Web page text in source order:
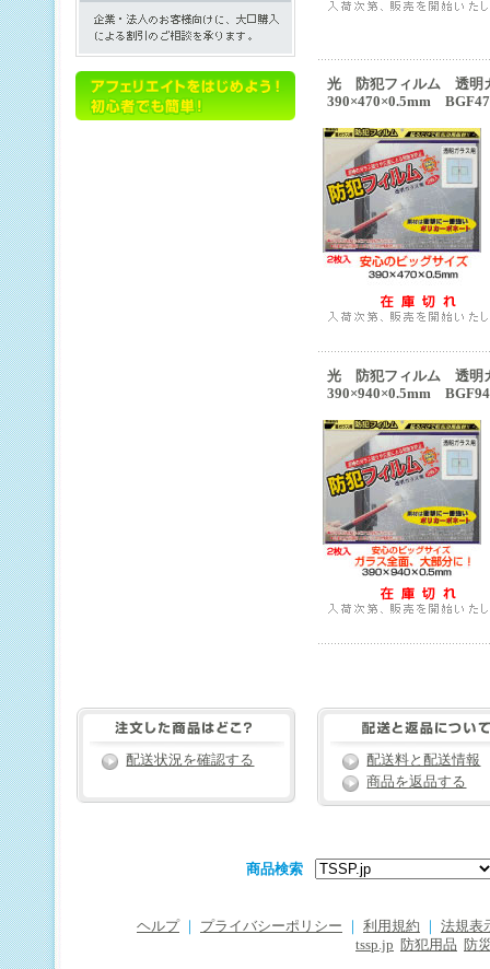
光 防犯フィルム 透明
390×470×0.5mm
光 防犯フィルム 透明
390×940×0.5mm
配送状況を確認する
配送料と配送情報
商品を返品する
商品検索
ヘルプ プライバシーポリシー 利用規約
法規表
tssp.jp
防犯用品 防